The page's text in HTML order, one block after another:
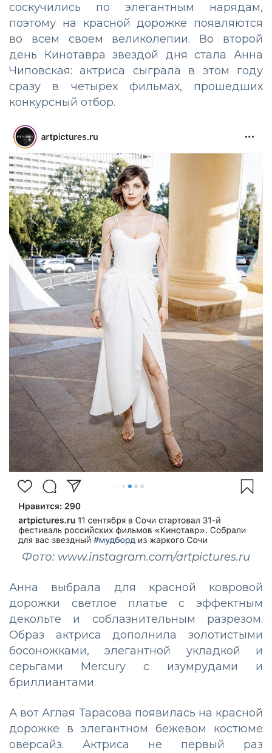
соскучились по элегантным нарядам,
поэтому на красной дорожке появляются
во всем своем великолепии. Во второй
день Кинотавра звездой дня стала Анна
Чиповская: актриса сыграла в этом году
сразу в четырех фильмах, прошедших
конкурсный отбор.
Фото: www.instagram.com/artpictures.ru
Анна выбрала для красной ковровой
дорожки светлое платье с эффектным
декольте и соблазнительным разрезом.
Образ актриса дополнила золотистыми
босоножками, элегантной укладкой и
серьгами Mercury с изумрудами и
бриллиантами.
А вот Аглая Тарасова появилась на красной
дорожке в элегантном бежевом костюме
оверсайз. Актриса не первый раз